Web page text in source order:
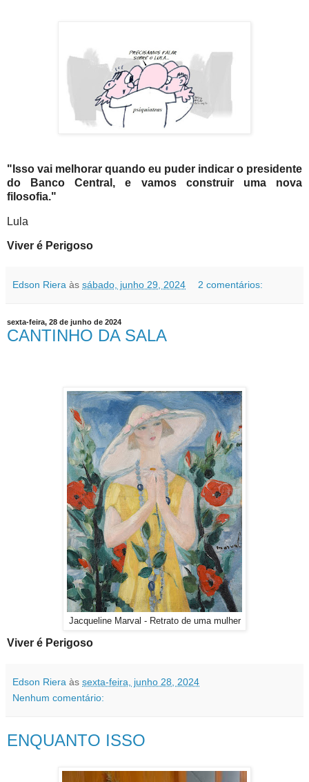
"Isso vai melhorar quando eu puder indicar o presidente
do Banco Central, e vamos construir uma nova
filosofia."
Lula
Viver é Perigoso
Edson Riera às sábado, junho 29, 2024 2 comentários:
sexta-feira, 28 de junho de 2024
CANTINHO DA SALA
Jacqueline Marval - Retrato de uma mulher
Viver é Perigoso
Edson Riera às sexta-feira, junho 28, 2024
Nenhum comentário:
ENQUANTO ISSO